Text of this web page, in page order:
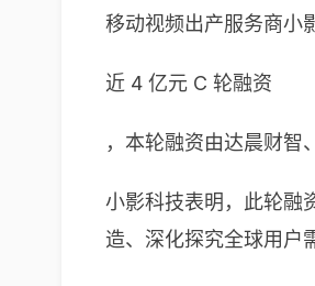
移动视频出产服务商小
近 4 亿元 C 轮融资
，本轮融资由达晨财智
小影科技表明，此轮融
造、深化探究全球用户